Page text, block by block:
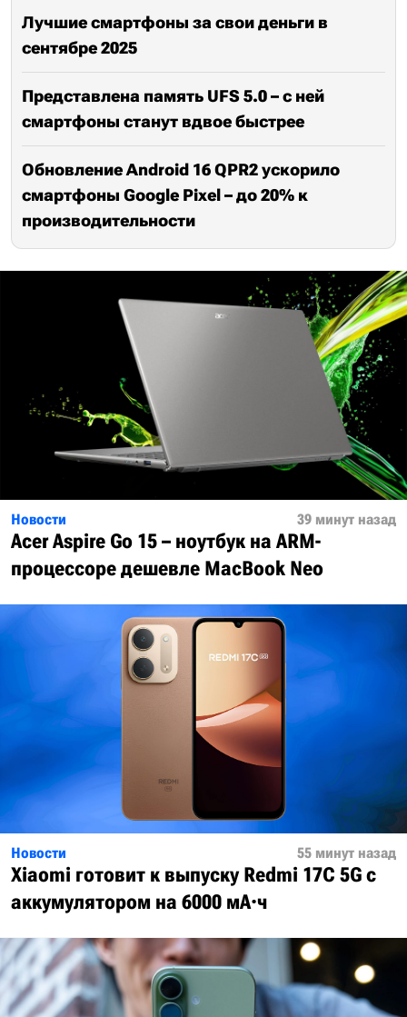
Лучшие смартфоны за свои деньги в
сентябре 2025
Представлена память UFS 5.0 – с ней
смартфоны станут вдвое быстрее
Обновление Android 16 QPR2 ускорило
смартфоны Google Pixel – до 20% к
производительности
Новости 39 минут назад
Acer Aspire Go 15 – ноутбук на ARM-
процессоре дешевле MacBook Neo
Новости 55 минут назад
Xiaomi готовит к выпуску Redmi 17C 5G с
аккумулятором на 6000 мА·ч